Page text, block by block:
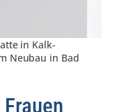
in Kalk-
Neubau in Bad